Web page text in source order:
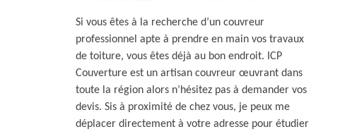
Si vous êtes à la recherche d’un couvreur
professionnel apte à prendre en main vos travaux
de toiture, vous êtes déjà au bon endroit. ICP
Couverture est un artisan couvreur œuvrant dans
toute la région alors n’hésitez pas à demander vos
devis. Sis à proximité de chez vous, je peux me
déplacer directement à votre adresse pour étudier